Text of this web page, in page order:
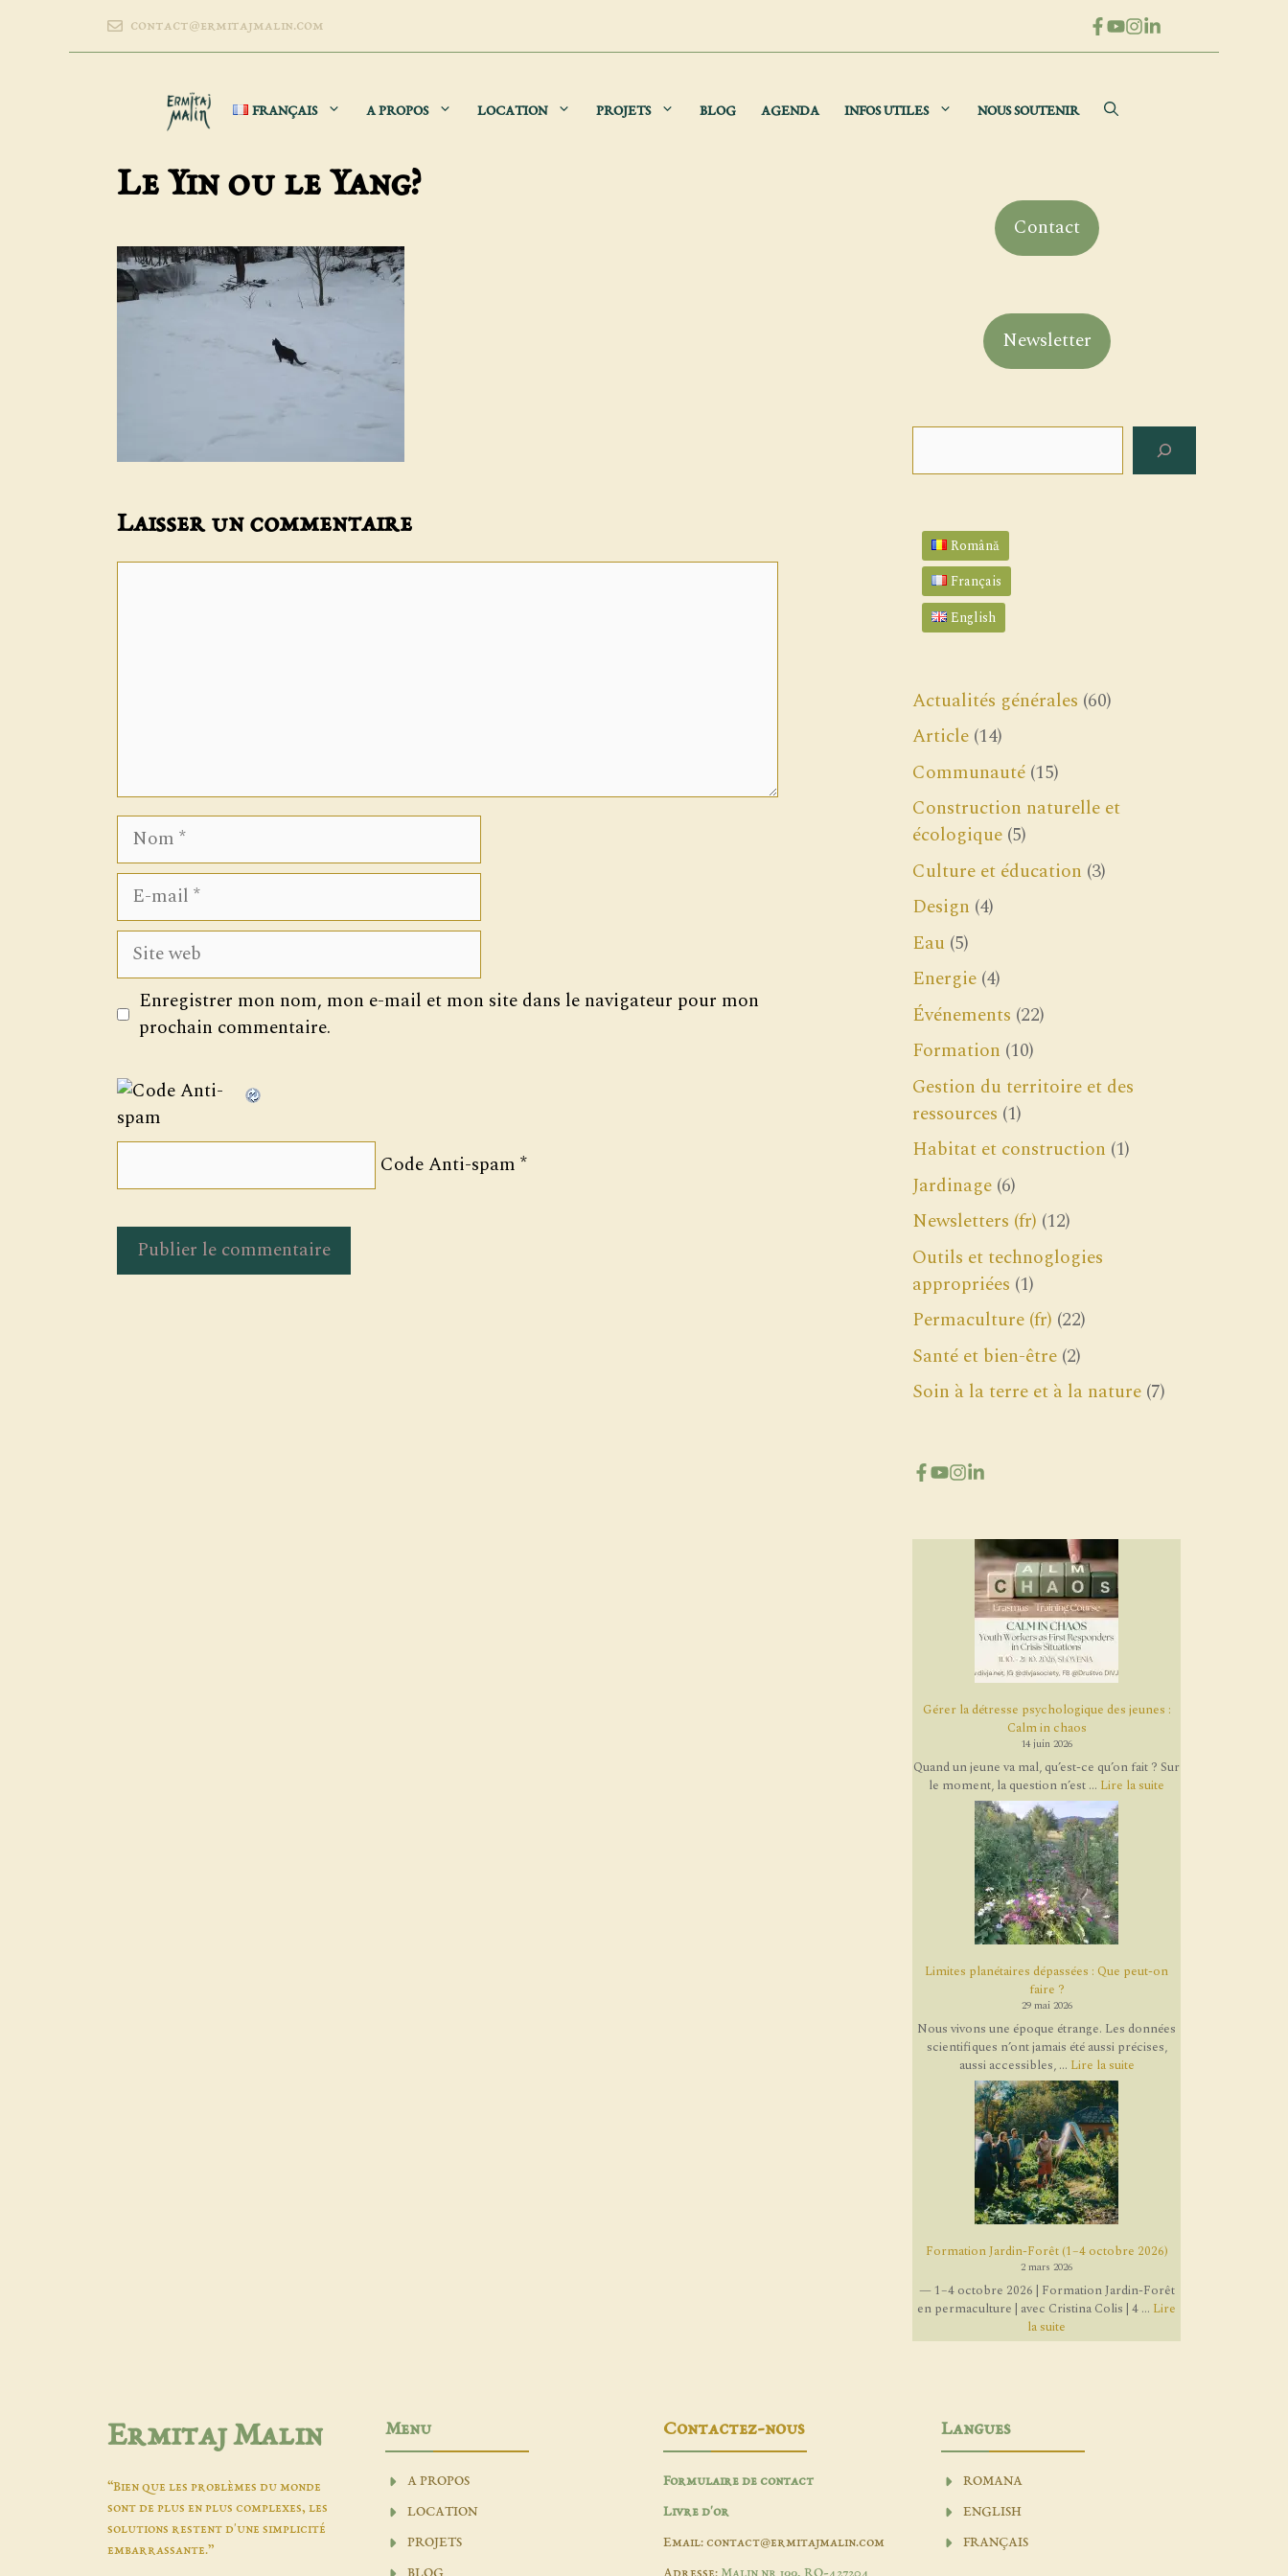
contact@ermitajmalin.com
FRANÇAIS A PROPOS LOCATION PROJETS BLOG AGENDA INFOS UTILES NOUS SOUTENIR
Le Yin ou le Yang?
Laisser un commentaire
Nom
E-
mail
Site
web
Enregistrer mon nom, mon e-mail et mon site dans le navigateur pour mon
prochain commentaire.
Code Anti-spam *
Contact
Newsletter
Română
Français
English
Actualités générales (60)
Article (14)
Communauté (15)
Construction naturelle et
écologique (5)
Culture et éducation (3)
Design (4)
Eau (5)
Energie (4)
Événements (22)
Formation (10)
Gestion du territoire et des
ressources (1)
Habitat et construction (1)
Jardinage (6)
Newsletters (fr) (12)
Outils et technoglogies
appropriées (1)
Permaculture (fr) (22)
Santé et bien-être (2)
Soin à la terre et à la nature (7)
Gérer la détresse psychologique des jeunes :
Calm in chaos
14 juin 2026
Quand un jeune va mal, qu’est-ce qu’on fait ? Sur
le moment, la question n’est ... Lire la suite
Limites planétaires dépassées : Que peut-on
faire ?
29 mai 2026
Nous vivons une époque étrange. Les données
scientifiques n’ont jamais été aussi précises,
aussi accessibles, ... Lire la suite
Formation Jardin-Forêt (1–4 octobre 2026)
2 mars 2026
— 1–4 octobre 2026 | Formation Jardin-Forêt
en permaculture | avec Cristina Colis | 4 ... Lire
la suite
Ermitaj Malin
“Bien que les problèmes du monde
sont de plus en plus complexes, les
solutions restent d'une simplicité
embarrassante.”
Menu
A PROPOS
LOCATION
PROJETS
BLOG
Contactez-nous
Formulaire de contact
Livre d'or
Email: contact@ermitajmalin.com
Adresse: Malin nr 199, RO-427204
Langues
ROMANA
ENGLISH
FRANÇAIS